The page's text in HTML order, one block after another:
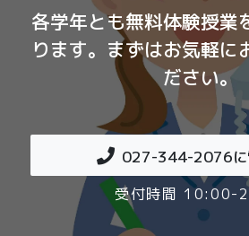
各学年とも無料体験授業
ります。まずはお気軽に
ださい。
027-344-2076
受付時間 10:00-